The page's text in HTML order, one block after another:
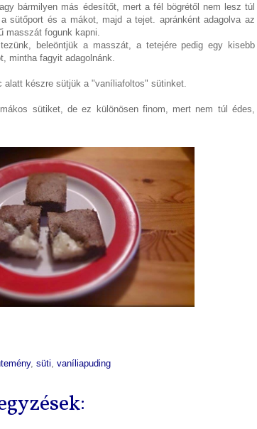
bármilyen más édesítőt, mert a fél bögrétől nem lesz túl
sütőport és a mákot, majd a tejet. apránként adagolva az
masszát fogunk kapni.
beleöntjük a masszát, a tetejére pedig egy kisebb
mintha fagyit adagolnánk.
készre sütjük a "vaníliafoltos" sütinket.
sütiket, de ez különösen finom, mert nem túl édes,
, süti, vaníliapuding